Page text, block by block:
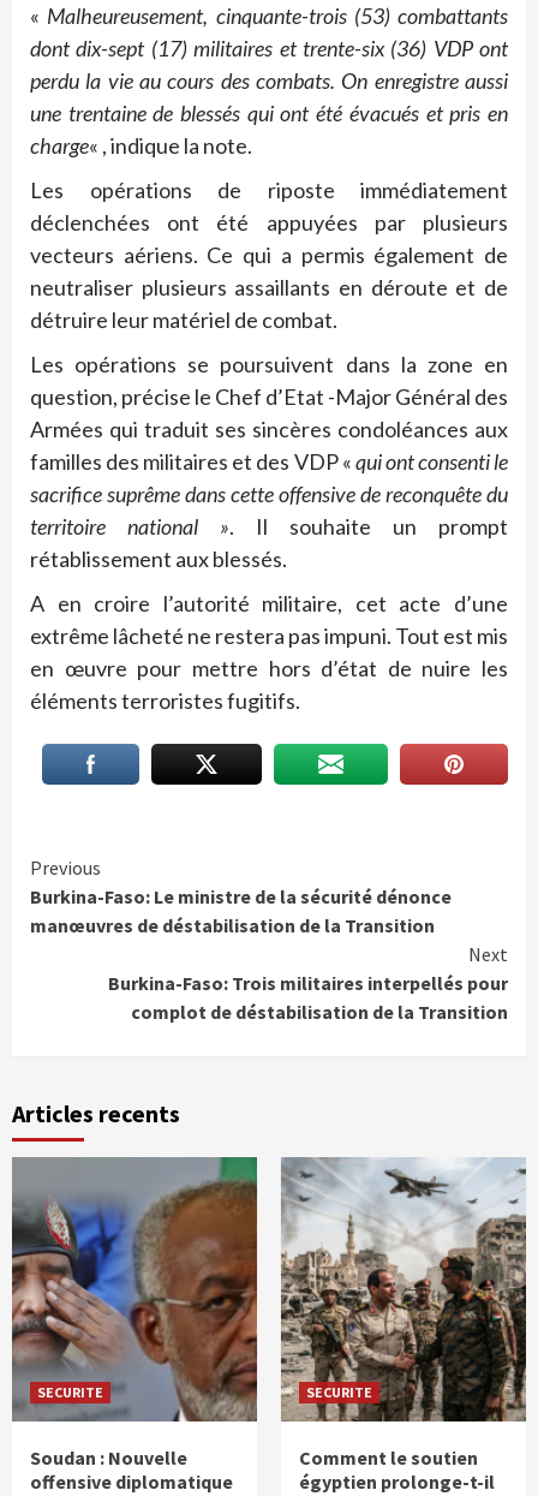
« Malheureusement, cinquante-trois (53) combattants
dont dix-sept (17) militaires et trente-six (36) VDP ont
perdu la vie au cours des combats. On enregistre aussi
une trentaine de blessés qui ont été évacués et pris en
charge« , indique la note.
Les opérations de riposte immédiatement
déclenchées ont été appuyées par plusieurs
vecteurs aériens. Ce qui a permis également de
neutraliser plusieurs assaillants en déroute et de
détruire leur matériel de combat.
Les opérations se poursuivent dans la zone en
question, précise le Chef d’Etat -Major Général des
Armées qui traduit ses sincères condoléances aux
familles des militaires et des VDP «qui ont consenti le
sacrifice suprême dans cette offensive de reconquête du
territoire national ». Il souhaite un prompt
rétablissement aux blessés.
A en croire l’autorité militaire, cet acte d’une
extrême lâcheté ne restera pas impuni. Tout est mis
en œuvre pour mettre hors d’état de nuire les
éléments terroristes fugitifs.
Continue
Reading
Previous
Burkina-Faso: Le ministre de la sécurité dénonce
manœuvres de déstabilisation de la Transition
Next
Burkina-Faso: Trois militaires interpellés pour
complot de déstabilisation de la Transition
Articles recents
SECURITE
Soudan : Nouvelle
offensive diplomatique
SECURITE
Comment le soutien
égyptien prolonge-t-il